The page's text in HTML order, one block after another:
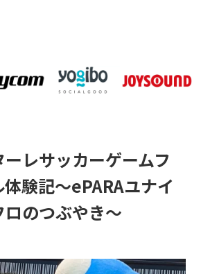
レサッカーゲームフ
験記～ePARAユナイ
のつぶやき〜